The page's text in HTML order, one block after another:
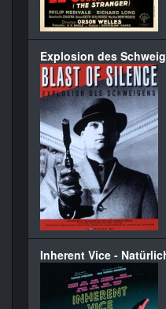
Explosion des
Inherent Vice -